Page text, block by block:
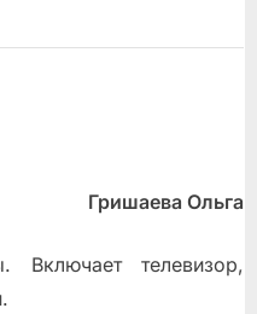
Гришаева Ольга
телевизор,